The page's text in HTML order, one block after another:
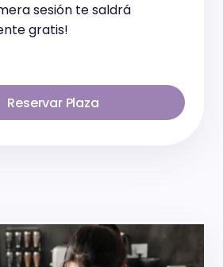
sesión te saldrá
gratis!
Reservar Plaza